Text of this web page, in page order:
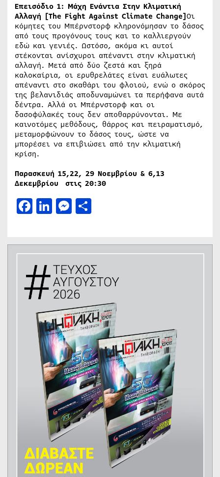
Επεισόδιο 1: Μάχη Ενάντια Στην Κλιματική
Αλλαγή [The Fight Against Climate Change]Οι
κόμητες του Μπέρνστορφ κληρονόμησαν το δάσος
από τους προγόνους τους και το καλλιεργούν
εδώ και γενιές. Ωστόσο, ακόμα κι αυτοί
στέκονται ανίσχυροι απέναντι στην κλιματική
αλλαγή. Μετά από δύο ζεστά και ξηρά
καλοκαίρια, οι ερυθρελάτες είναι ευάλωτες
απέναντι στο σκαθάρι του φλοιού, ενώ ο σκόρος
της βελανιδιάς αποδυναμώνει τα περήφανα αυτά
δέντρα. Αλλά οι Μπέρνστορφ και οι
δασοφύλακές τους δεν αποθαρρύνονται. Με
καινοτόμες μεθόδους, θάρρος και πειραματισμό,
μεταμορφώνουν το δάσος τους, ώστε να
μπορέσει να επιβιώσει από την κλιματική
κρίση.
Παρασκευή 15,22, 29 Νοεμβρίου & 6,13
Δεκεμβρίου στις 20:30
Facebook
LinkedIn
Messenger